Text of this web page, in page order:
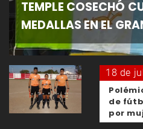
TEMPLE COSECHÓ
MEDALLAS EN EL
18 de
de
por